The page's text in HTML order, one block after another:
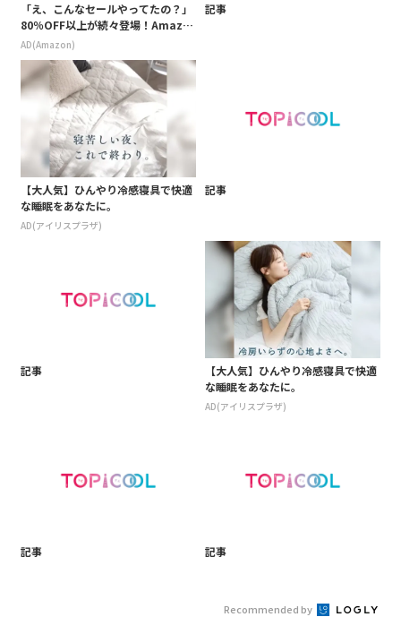
「え、こんなセールやってたの？」
80％OFF以上が続々登場！Amazo
nの本気が凄すぎる
AD(Amazon)
記事
【大人気】ひんやり冷感寝具で快適
な睡眠をあなたに。
AD(アイリスプラザ)
記事
記事
【大人気】ひんやり冷感寝具で快適
な睡眠をあなたに。
AD(アイリスプラザ)
記事 記事
Recommended by